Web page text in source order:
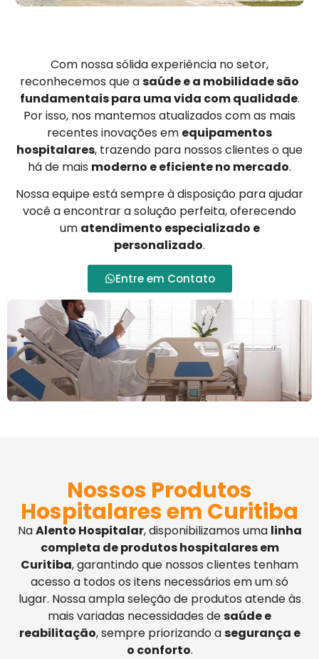
Com nossa sólida experiência no setor,
reconhecemos que asaúde e a mobilidade são
fundamentais para uma vida com qualidade.
Por isso, nos mantemos atualizados com as mais
recentes inovações em equipamentos
hospitalares, trazendo para nossos clientes o que
há de mais moderno e eficiente no mercado.
Nossa equipe está sempre à disposição para ajudar
você a encontrar a solução perfeita, oferecendo
um atendimento especializado e
personalizado.
Entre em Contato
Nossos Produtos
Hospitalares em Curitiba
NaAlento Hospitalar, disponibilizamos uma linha
completa de produtos hospitalares em
Curitiba, garantindo que nossos clientes tenham
acesso a todos os itens necessários em um só
lugar. Nossa ampla seleção de produtos atende às
mais variadas necessidades desaúde e
reabilitação, sempre priorizando asegurança e
o conforto.